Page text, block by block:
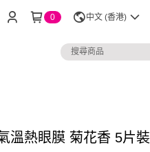
0 中文 (香港)
溫熱眼膜 菊花香 5片裝